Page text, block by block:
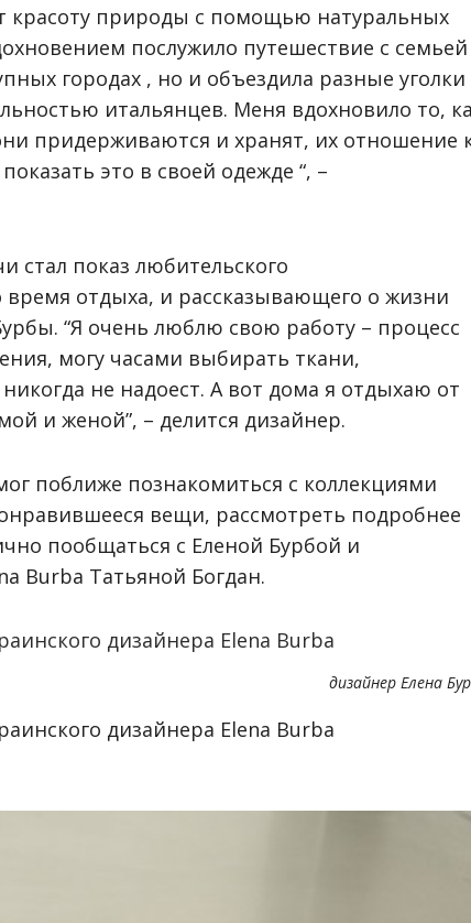
красоту природы с помощью натуральных
послужило путешествие с семьей
городах , но и объездила разные
итальянцев. Меня вдохновило то,
придерживаются и хранят, их отношение
это в своей одежде “, –
стал показ любительского
время отдыха, и рассказывающего о жизни
“Я очень люблю свою работу – процесс
могу часами выбирать ткани,
не надоест. А вот дома я отдыхаю от
и женой”, – делится дизайнер.
поближе познакомиться с коллекциями
вещи, рассмотреть подробнее
пообщаться с Еленой Бурбой и
Burba Татьяной Богдан.
дизайнер Елена